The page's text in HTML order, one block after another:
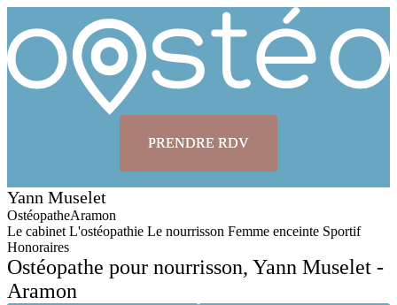
PRENDRE RDV
Yann Muselet
OstéopatheAramon
Le cabinet L'ostéopathie Le nourrisson Femme enceinte Sportif
Honoraires
Ostéopathe pour nourrisson, Yann Muselet -
Aramon